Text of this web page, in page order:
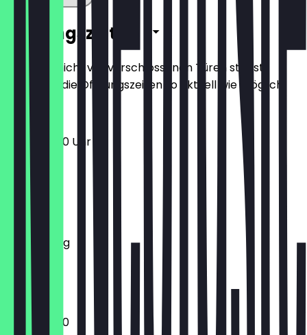
Öffnungszeiten
Damit du nicht vor verschlossenen Türen stehst,
halten wir die Öffnungszeiten so aktuell wie möglich.
10:00 - 18:00 Uhr
Montag
Dienstag
Mittwoch
Donnerstag
Freitag
Samstag
Sonntag
10:00 - 18:00